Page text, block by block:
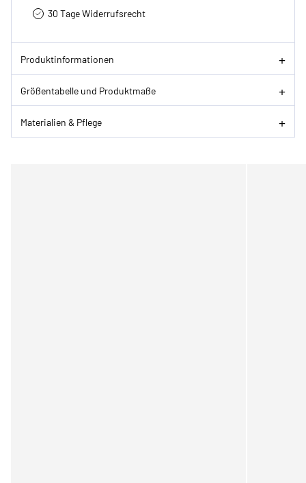
30 Tage Widerrufsrecht
Produktinformationen
Größentabelle und Produktmaße
Materialien & Pflege